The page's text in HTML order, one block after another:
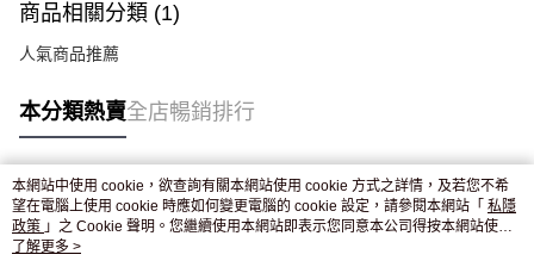
商品相關分類 (1)
人氣商品推薦
本分類熱賣全店暢銷排行
熱門標籤
熱銷排行
本網站中使用 cookie，欲查詢有關本網站使用 cookie 方式之詳情，及若您不希
望在電腦上使用 cookie 時應如何變更電腦的 cookie 設定，請參閱本網站「 私隱
政策 」之 Cookie 聲明。您繼續使用本網站即表示您同意本公司得按本網站使用
條款之 Cookie 聲明使用 cookie。
了解更多 >